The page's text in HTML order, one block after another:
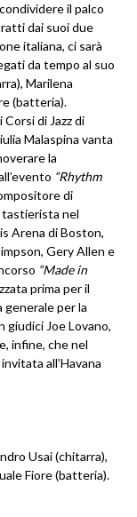
il palco
dai suoi due
italiana, ci sarà
da tempo al suo
Marilena
(batteria).
di Jazz di
Malaspina vanta
la
“Rhythm
di
tastierista nel
Arena di Boston,
Gery Allen e
“Made in
prima per il
generale per la
giudici Joe Lovano,
infine, che nel
all’Havana
Usai (chitarra),
Fiore (batteria).